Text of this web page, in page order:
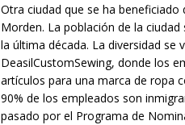
Otra ciudad que se ha beneficiado
Morden. La población de la ciudad
la última década. La diversidad se
DeasilCustomSewing, donde los
artículos para una marca de ropa
90% de los empleados son
pasado por el Programa de